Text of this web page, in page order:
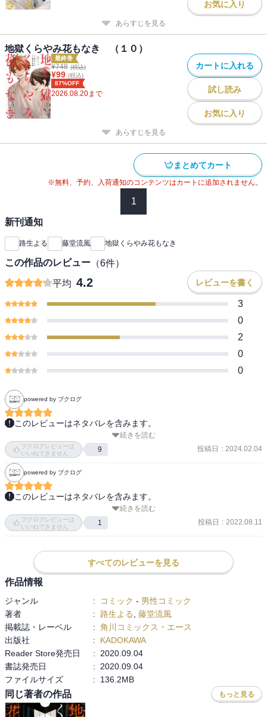
お気に入り
あらすじを見る
地獄くらやみ花もなき （１０）
最終巻
¥748 (税込)
¥99 (税込)
87%OFF
2026.08.20まで
カートに入れる
試し読み
お気に入り
あらすじを見る
まとめてカート
※無料、予約、入荷通知のコンテンツはカートに追加されません。
1
新刊通知
路生よる 藤堂流風 地獄くらやみ花もなき
この作品のレビュー （6件）
平均 4.2 レビューを書く
3
0
2
0
0
powered by ブクログ
このレビューはネタバレを含みます。
「では地獄に堕ちていただきましょう」
職も居場所もない、途方に暮れる青年"遠野青児"が迷い込んだ洋館で
出会ったのは、人間離れした怖いほどの美貌をもつ着物の少年"西條
皓。
青児は、「罪を犯した人間の姿が妖怪に見える」ことに悩んでい
た。この体質を買われた青児は、皓に半ば強制的に助手(ペット)して
謎の美少年、皓の職は、罪人を暴き地獄へ堕とす、「地獄代行業」
であった。
‥‥
妖怪の姿から、"犯人は誰か" "罪の内容は何か"を推理しながら、2人
は(ほぼ皓が)様々な事件の真相を暴いていく。罪のある人間は地獄へ
堕とし、時に償いを求める人間には手を差し伸べたり‥
そして、地獄代行業の王座を巡る勝負や皓を狙う敵にからの果し状
に巻き込まれていく。
続きを読む
ブクログレビューは
いいねできません
9 投稿日 : 2024.02.04
powered by ブクログ
このレビューはネタバレを含みます。
1巻に次の巻への伏線があったんだな
1話目の女は目を背けずに気付いていれば助かったかもしれないな、
ただ元彼にしたことはくそだけど
続きを読む
ブクログレビューは
いいねできません
1 投稿日 : 2022.08.11
すべてのレビューを見る
作品情報
ジャンル : コミック - 男性コミック
著者
: 路生よる
藤堂流風
掲載誌・レーベル
: 角川コミックス・エース
出版社
:
KADOKAWA
Reader Store発売日
:
2020.09.04
書誌発売日
:
2020.09.04
ファイルサイズ
: 136.2MB
同じ著者の作品 もっと見る